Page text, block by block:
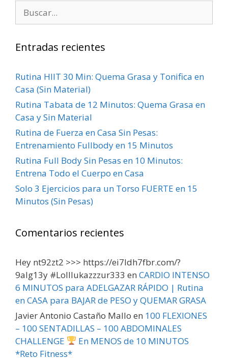
Entradas recientes
Rutina HIIT 30 Min: Quema Grasa y Tonifica en
Casa (Sin Material)
Rutina Tabata de 12 Minutos: Quema Grasa en
Casa y Sin Material
Rutina de Fuerza en Casa Sin Pesas:
Entrenamiento Fullbody en 15 Minutos
Rutina Full Body Sin Pesas en 10 Minutos:
Entrena Todo el Cuerpo en Casa
Solo 3 Ejercicios para un Torso FUERTE en 15
Minutos (Sin Pesas)
Comentarios recientes
Hey nt92zt2 >>> https://ei7ldh7fbr.com/?
9alg13y #Lolllukazzzur333 en CARDIO INTENSO
6 MINUTOS para ADELGAZAR RÁPIDO | Rutina
en CASA para BAJAR de PESO y QUEMAR GRASA
Javier Antonio Castaño Mallo en 100 FLEXIONES
– 100 SENTADILLAS – 100 ABDOMINALES
CHALLENGE
En MENOS de 10 MINUTOS
*Reto Fitness*